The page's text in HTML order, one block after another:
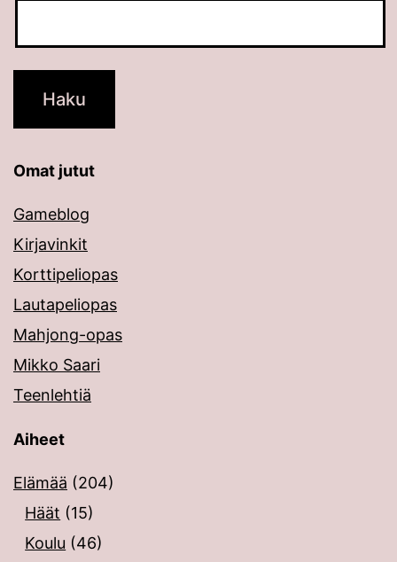
Omat jutut
Gameblog
Kirjavinkit
Korttipeliopas
Lautapeliopas
Mahjong-opas
Mikko Saari
Teenlehtiä
Aiheet
Elämää (204)
Häät (15)
Koulu (46)